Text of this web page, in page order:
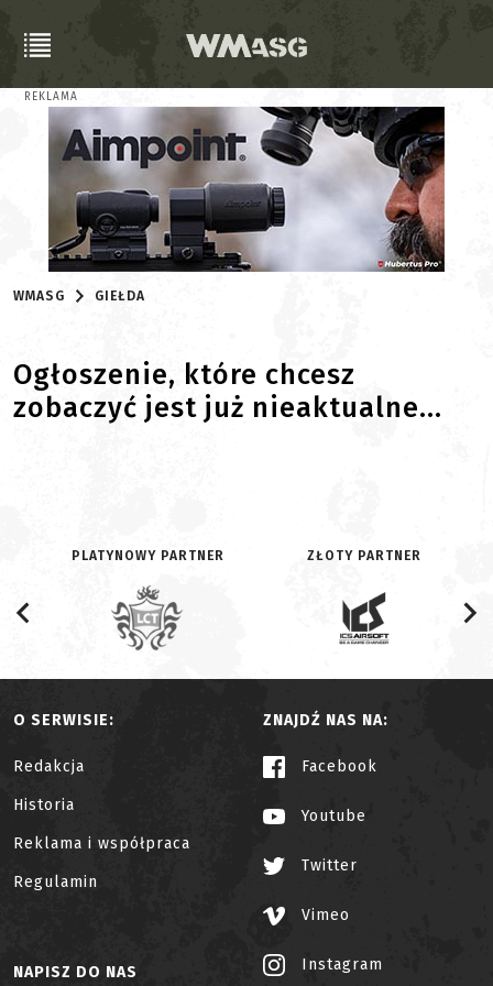
REKLAMA
WMASG GIEŁDA
Ogłoszenie, które chcesz
zobaczyć jest już nieaktualne...
PLATYNOWY PARTNER ZŁOTY PARTNER
O SERWISIE:
Redakcja
Historia
Reklama i współpraca
Regulamin
ZNAJDŹ NAS NA:
Facebook
Youtube
Twitter
Vimeo
Instagram
NAPISZ DO NAS